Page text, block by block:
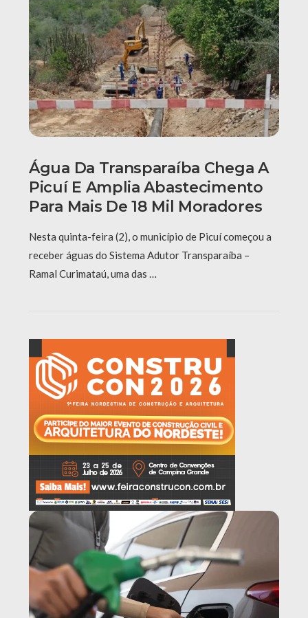
Água Da Transparaíba Chega A
Picuí E Amplia Abastecimento
Para Mais De 18 Mil Moradores
Nesta quinta-feira (2), o município de Picuí começou a
receber águas do Sistema Adutor Transparaíba –
Ramal Curimataú, uma das …